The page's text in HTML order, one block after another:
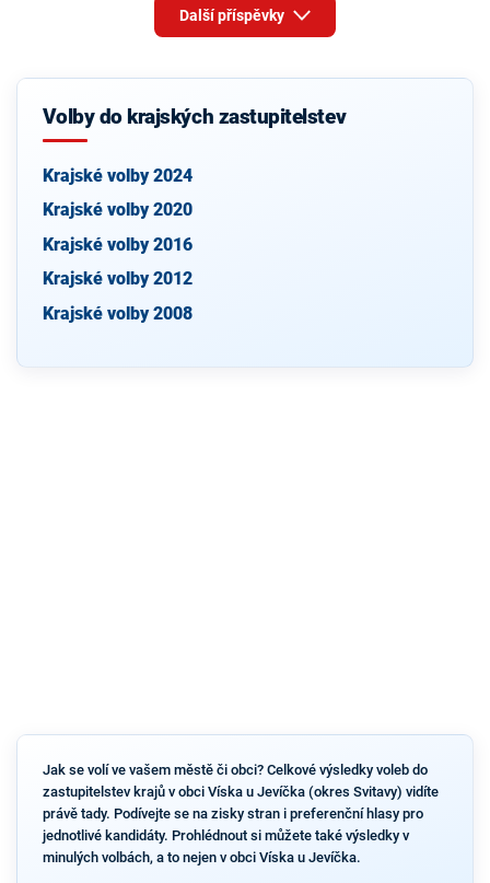
Další příspěvky
Volby do krajských zastupitelstev
Krajské volby 2024
Krajské volby 2020
Krajské volby 2016
Krajské volby 2012
Krajské volby 2008
Jak se volí ve vašem městě či obci? Celkové výsledky voleb do
zastupitelstev krajů v obci Víska u Jevíčka (okres Svitavy) vidíte
právě tady. Podívejte se na zisky stran i preferenční hlasy pro
jednotlivé kandidáty. Prohlédnout si můžete také výsledky v
minulých volbách, a to nejen v obci Víska u Jevíčka.